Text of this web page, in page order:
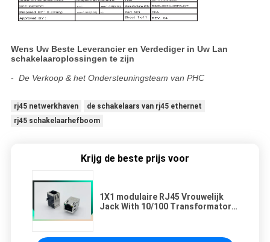
Wens Uw Beste Leverancier en Verdediger in Uw Lan
schakelaaroplossingen te zijn
- De Verkoop & het Ondersteuningsteam van PHC
rj45 netwerkhaven
de schakelaars van rj45 ethernet
rj45 schakelaarhefboom
Krijg de beste prijs voor
1X1 modulaire RJ45 Vrouwelijk
Jack With 10/100 Transformator